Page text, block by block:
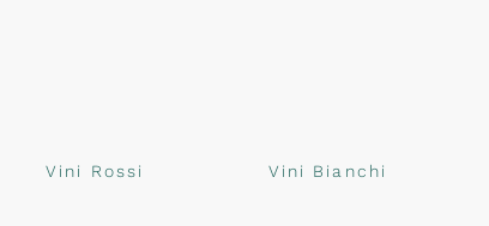
Vini Rossi Vini Bianchi